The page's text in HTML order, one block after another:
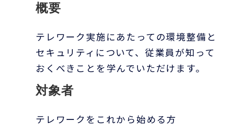
概要
テレワーク実施にあたっての環境整備と
セキュリティについて、従業員が知って
おくべきことを学んでいただけます。
対象者
テレワークをこれから始める方